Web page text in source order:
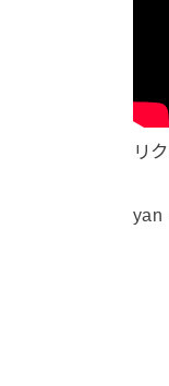
リ
yan